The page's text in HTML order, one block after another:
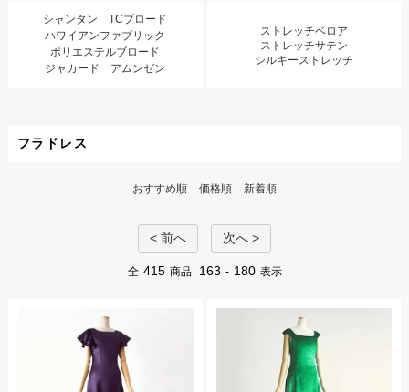
シャンタン TCブロード
ハワイアンファブリック
ポリエステルブロード
ジャカード アムンゼン
ストレッチベロア
ストレッチサテン
シルキーストレッチ
フラドレス
おすすめ順 価格順 新着順
< 前へ 次へ >
全 415 商品 163 - 180 表示